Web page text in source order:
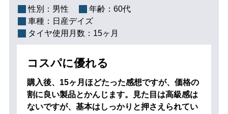
性別： 男性 年齢： 60代
車種： 日産デイズ
タイヤ使用月数： 15ヶ月
コスパに優れる
購入後、15ヶ月ほどたった感想ですが、価格の
割に良い製品とかんじます。見た目は高級感は
ないですが、基本はしっかりと押さえられてい